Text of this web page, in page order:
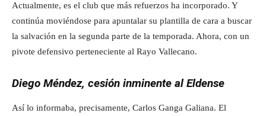
Actualmente, es el club que más refuerzos ha incorporado. Y
continúa moviéndose para apuntalar su plantilla de cara a buscar
la salvación en la segunda parte de la temporada. Ahora, con un
pivote defensivo perteneciente al Rayo Vallecano.
Diego Méndez, cesión inminente al Eldense
Así lo informaba, precisamente, Carlos Ganga Galiana. El